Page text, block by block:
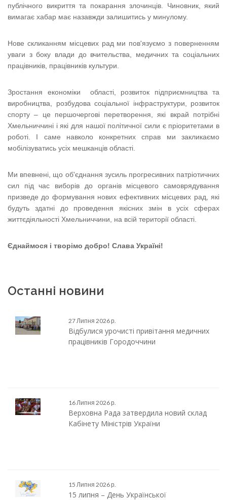
публічного викриття та покарання злочинців. Чиновник, який
вимагає хабар має назавжди залишитись у минулому.
Нове скликанням місцевих рад ми пов'язуємо з поверненням
уваги з боку влади до вчительства, медичних та соціальних
працівників, працівників культури.
Зростання економіки області, розвиток підприємництва та
виробництва, розбудова соціальної інфраструктури, розвиток
спорту – це першочергові перетворення, які вкрай потрібні
Хмельниччині і які для нашої політичної сили є пріоритетами в
роботі. І саме навколо конкретних справ ми закликаємо
мобілізуватись усіх мешканців області.
Ми впевнені, що об'єднання зусиль прогресивних патріотичних
сил під час виборів до органів місцевого самоврядування
призведе до формування нових ефективних місцевих рад, які
будуть здатні до проведення якісних змін в усіх сферах
життєдіяльності Хмельниччини, на всій території області.
Єднаймося і творімо добро! Слава Україні!
Останні новини
27 Липня 2026 р.
Відбулися урочисті привітання медичних
працівників Городоччини
16 Липня 2026 р.
Верховна Рада затвердила новий склад
Кабінету Міністрів України
15 Липня 2026 р.
15 липня – День Української